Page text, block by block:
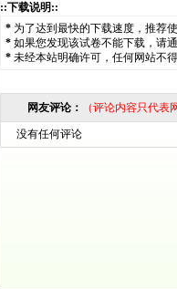
::下载说明::
* 为了达到最快的下载速度，推荐
* 如果您发现该试卷不能下载，请
* 未经本站明确许可，任何网站不
网友评论： （评论内容只代
没有任何评论